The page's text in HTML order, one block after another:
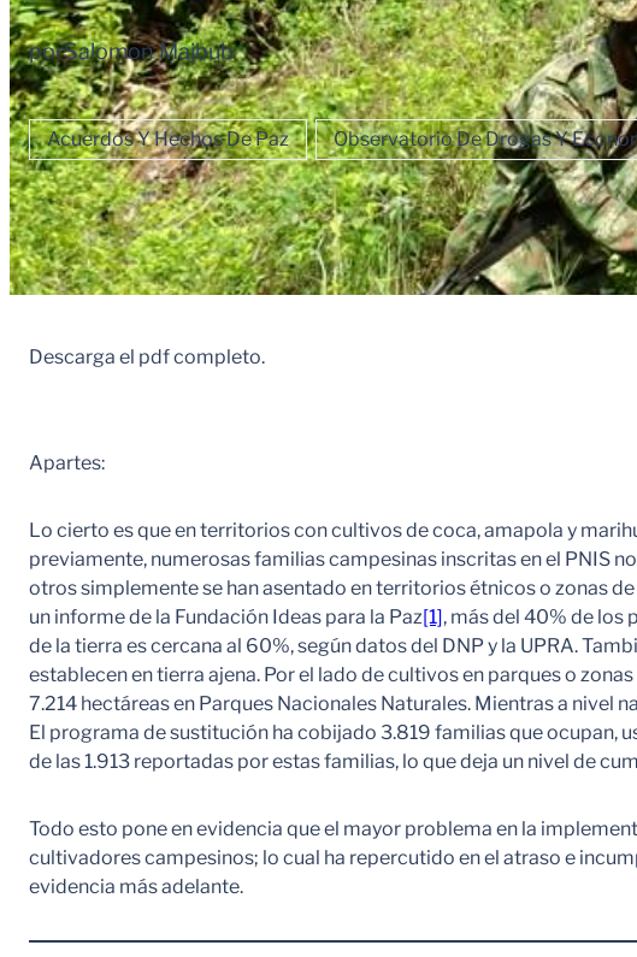
porSalomon Majbub
Acuerdos Y Hechos De Paz Observatorio De Drogas Y
Descarga el pdf completo.
Apartes:
Lo cierto es que en territorios con cultivos de coca, amapola y
previamente, numerosas familias campesinas inscritas en el PNIS
otros simplemente se han asentado en territorios étnicos o zonas
un informe de la Fundación Ideas para la Paz[1], más del 40% de los
de la tierra es cercana al 60%, según datos del DNP y la UPRA.
establecen en tierra ajena. Por el lado de cultivos en parques o
7.214 hectáreas en Parques Nacionales Naturales. Mientras a nivel
El programa de sustitución ha cobijado 3.819 familias que ocupan,
de las 1.913 reportadas por estas familias, lo que deja un nivel de
Todo esto pone en evidencia que el mayor problema en la
cultivadores campesinos; lo cual ha repercutido en el atraso e
evidencia más adelante.